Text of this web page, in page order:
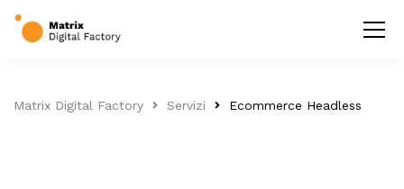
Matrix Digital Factory Servizi Ecommerce Headless